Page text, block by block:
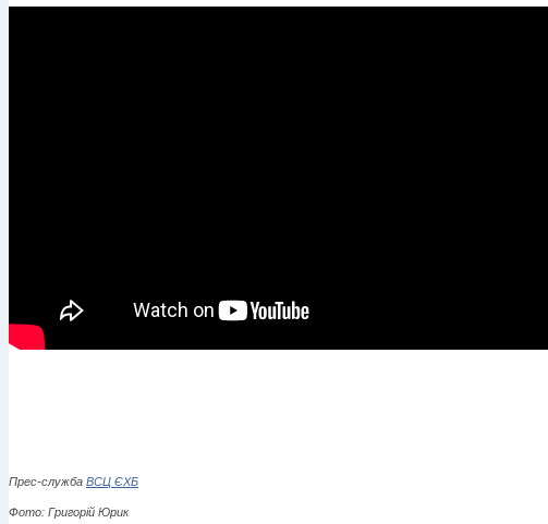
Прес-служба ВСЦ ЄХБ
Фото: Григорій Юрик